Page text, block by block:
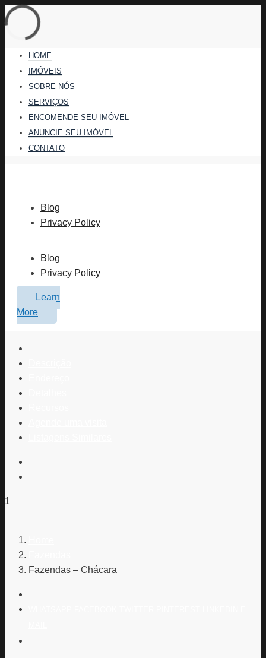
HOME
IMÓVEIS
SOBRE NÓS
SERVIÇOS
ENCOMENDE SEU IMÓVEL
ANUNCIE SEU IMÓVEL
CONTATO
Blog
Privacy Policy
Blog
Privacy Policy
Learn
More
1
Fazendas – Chácara